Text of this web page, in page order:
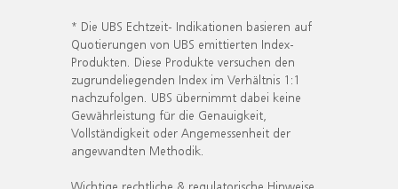
* Die UBS Echtzeit- Indikationen basieren auf
Quotierungen von UBS emittierten Index-
Produkten. Diese Produkte versuchen den
zugrundeliegenden Index im Verhältnis 1:1
nachzufolgen. UBS übernimmt dabei keine
Gewährleistung für die Genauigkeit,
Vollständigkeit oder Angemessenheit der
angewandten Methodik.